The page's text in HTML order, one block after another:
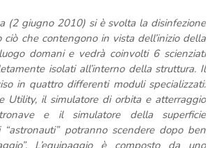
(2 giugno 2010) si è svolta la disinfezione
che contengono in vista dell’inizio della
domani e vedrà coinvolti 6 scienziati
isolati all’interno della struttura. Il
in quattro differenti moduli specializzati:
Utility, il simulatore di orbita e atterraggio
e il simulatore della superficie
potranno scendere dopo ben
L’equipaggio è composto da uno